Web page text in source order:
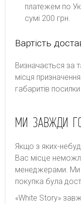
платежем по
сумі 200 грн.
Вартість
Bизнaчaєтьcя зa
місця
гaбapитів
МИ ЗАВЖДИ
Якщо з яких-
Вас місце
менеджерами.
покупка була
«White Story»